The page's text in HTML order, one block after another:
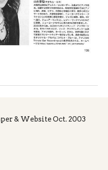
& Website Oct. 2003